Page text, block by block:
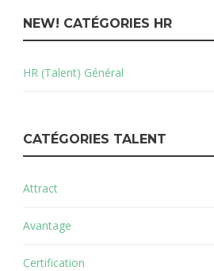
NEW! CATÉGORIES HR
HR (Talent) Général
CATÉGORIES TALENT
Attract
Avantage
Certification